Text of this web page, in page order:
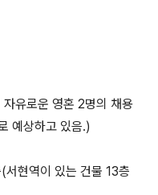
유로운 영혼 2명의 채용
예상하고 있음.)
현역이 있는 건물 13층